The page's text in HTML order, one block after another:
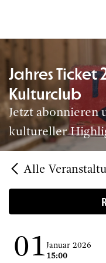
Jahres Ticket
Kulturclub
Jetzt abonnieren
kultureller
Alle
01 Januar 2026
15:00